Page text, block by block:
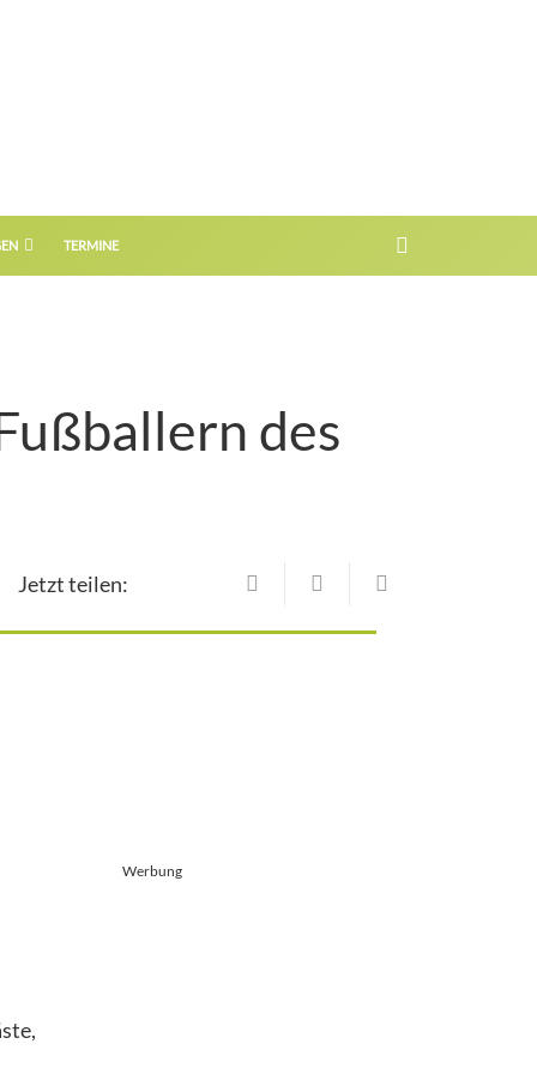
TERMINE
des
Jetzt teilen:
Werbung